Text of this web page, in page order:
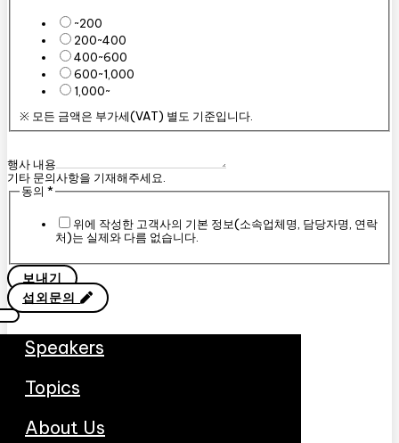
~200
200~400
400~600
600~1,000
1,000~
※ 모든 금액은 부가세(VAT) 별도 기준입니다.
행사 내용
기타 문의사항을 기재해주세요.
동의 *
위에 작성한 고객사의 기본 정보(소속업체명, 담당자명, 연락
처)는 실제와 다름 없습니다.
보내기
섭외문의
Speakers
Topics
About Us